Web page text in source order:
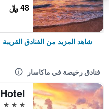
48 ﷼
شاهد المزيد من الفنادق القريبة
فنادق رخيصة في ماكاسار
3 نجوم